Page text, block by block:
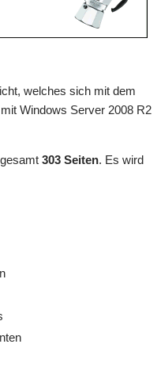
welches sich mit dem
Windows Server 2008 R2
303 Seiten. Es wird